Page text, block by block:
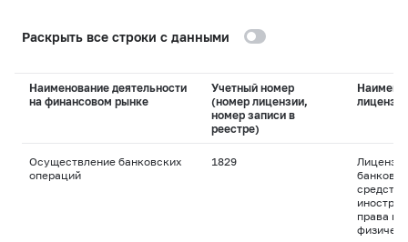
Раскрыть все строки с данными
Наименование деятельности
на финансовом рынке
Учетный номер
(номер лицензии,
номер записи в
реестре)
лицензии
Осуществление банковских
операций
1829
права